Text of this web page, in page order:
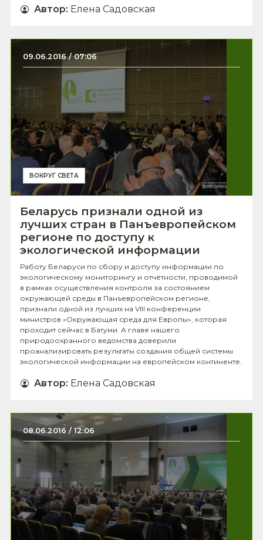
Автор: Елена Садовская
09.06.2016 / 07:06
ВОКРУГ СВЕТА
Беларусь признали одной из
лучших стран в Панъевропейском
регионе по доступу к
экологической информации
Работу Беларуси по сбору и доступу информации по
экологическому мониторингу и отчётности, проводимой
в рамках осуществления контроля за состоянием
окружающей среды в Панъевропейском регионе,
признали одной из лучших на VIII конференции
министров «Окружающая среда для Европы», которая
проходит сейчас в Батуми. А главе нашего
природоохранного ведомства доверили
проанализировать результаты создания общей системы
экологической информации на европейском континенте.
Автор: Елена Садовская
08.06.2016 / 12:06